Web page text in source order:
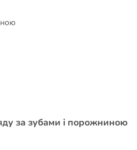
за зубами і порожниною